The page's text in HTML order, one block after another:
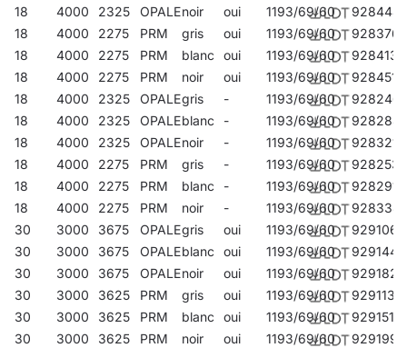
18 4000 2325 OPALEnoir oui 1193/69/60
928444
18
4000 2275 PRM gris oui 1193/69/60
928376
18
4000 2275 PRM blanc oui 1193/69/60
928413
18
4000 2275 PRM noir oui 1193/69/60
928451
18
4000 2325 OPALEgris - 1193/69/60
928246
18
4000 2325 OPALEblanc - 1193/69/60
928284
18
4000 2325 OPALEnoir - 1193/69/60
928321
18
4000 2275 PRM gris - 1193/69/60
928253
18
4000 2275 PRM blanc - 1193/69/60
928291
18
4000 2275 PRM noir - 1193/69/60
928338
30
3000 3675 OPALEgris oui 1193/69/60
929106
30
3000 3675 OPALEblanc oui 1193/69/60
929144
30
3000 3675 OPALEnoir oui 1193/69/60
929182
30
3000 3625 PRM gris oui 1193/69/60
929113
30
3000 3625 PRM blanc oui 1193/69/60
929151
30
3000 3625 PRM noir oui 1193/69/60
929199